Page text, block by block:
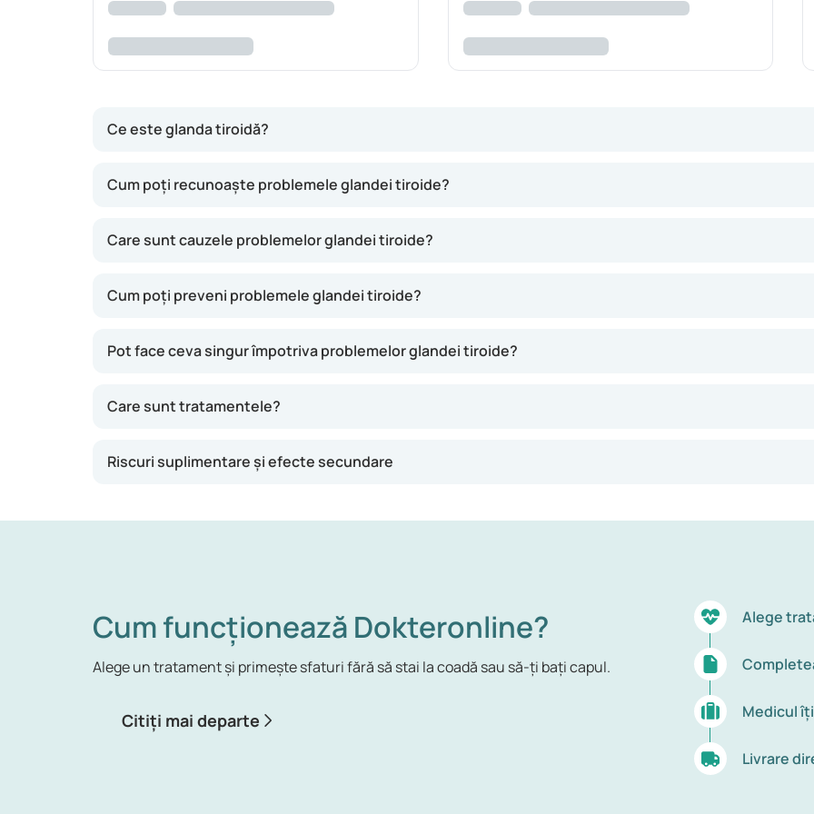
Ce este glanda tiroidă?
Glanda tiroidă are formă de fluture și se află în gât, lângă trahee. Tiroida produce hormoni tiroidieni.
creștere. Ca să poată produce hormonii tiroidieni, tiroida are nevoie de iod, care e o parte esențială din
mult mai des la femei decât la bărbați, iar riscul de a face boala crește odată cu vârsta.
Cum poți recunoaște problemele glandei tiroide?
Care sunt cauzele problemelor glandei tiroide?
Cum poți preveni problemele glandei tiroide?
Pot face ceva singur împotriva problemelor glandei tiroide?
Care sunt tratamentele?
Riscuri suplimentare și efecte secundare
Cum funcționează Dokteronline?
Alege un tratament și primește sfaturi fără să stai la coadă sau să-ți bați capul.
Citiți mai departe
Alege
Medicul
Livrare